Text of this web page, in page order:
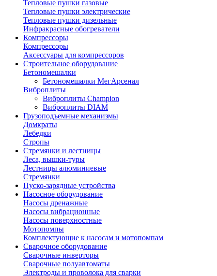
Тепловые пушки газовые
Тепловые пушки электрические
Тепловые пушки дизельные
Инфракрасные обогреватели
Компрессоры
Компрессоры
Аксессуары для компрессоров
Строительное оборудование
Бетономешалки
Бетономешалки МегАрсенал
Виброплиты
Виброплиты Champion
Виброплиты DIAM
Грузоподъемные механизмы
Домкраты
Лебедки
Стропы
Стремянки и лестницы
Леса, вышки-туры
Лестницы алюминиевые
Стремянки
Пуско-зарядные устройства
Насосное оборудование
Насосы дренажные
Насосы вибрационные
Насосы поверхностные
Мотопомпы
Комплектующие к насосам и мотопомпам
Сварочное оборудование
Сварочные инверторы
Сварочные полуавтоматы
Электроды и проволока для сварки